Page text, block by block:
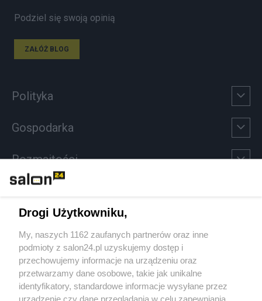
Podziel się swoją opinią
ZAŁÓŻ BLOG
Polityka
Gospodarka
Rozmaitości
Sport
Społeczeństwo
Kultura
Drogi Użytkowniku,
My, naszych 1162 zaufanych partnerów oraz inne
podmioty z salon24.pl uzyskujemy dostęp i
przechowujemy informacje na urządzeniu oraz
przetwarzamy dane osobowe, takie jak unikalne
identyfikatory, standardowe informacje wysyłane przez
urządzenie czy dane przeglądania w celu zapewniania